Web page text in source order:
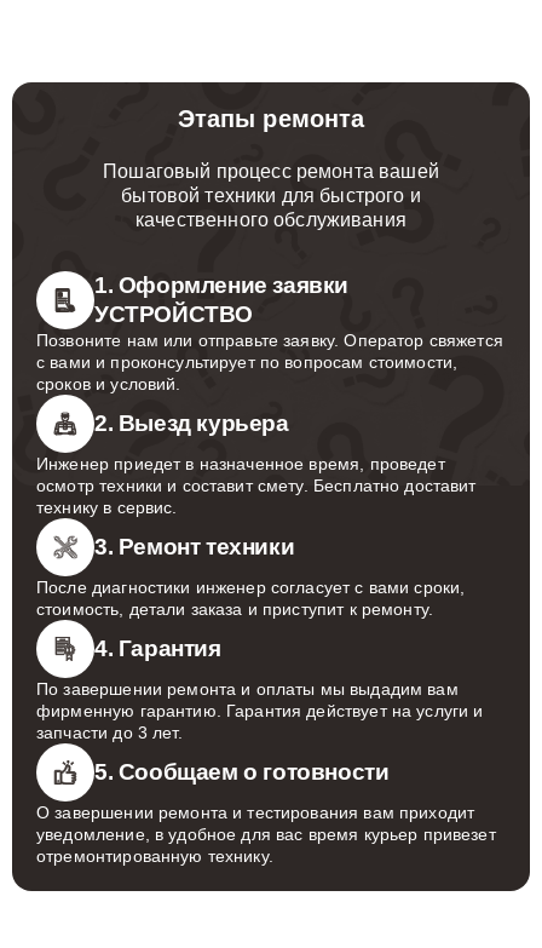
Этапы ремонта
Пошаговый процесс ремонта вашей
бытовой техники для быстрого и
качественного обслуживания
1. Оформление заявки
УСТРОЙСТВО
Позвоните нам или отправьте заявку. Оператор свяжется
с вами и проконсультирует по вопросам стоимости,
сроков и условий.
2. Выезд курьера
Инженер приедет в назначенное время, проведет
осмотр техники и составит смету. Бесплатно доставит
технику в сервис.
3. Ремонт техники
После диагностики инженер согласует с вами сроки,
стоимость, детали заказа и приступит к ремонту.
4. Гарантия
По завершении ремонта и оплаты мы выдадим вам
фирменную гарантию. Гарантия действует на услуги и
запчасти до 3 лет.
5. Сообщаем о готовности
О завершении ремонта и тестирования вам приходит
уведомление, в удобное для вас время курьер привезет
отремонтированную технику.